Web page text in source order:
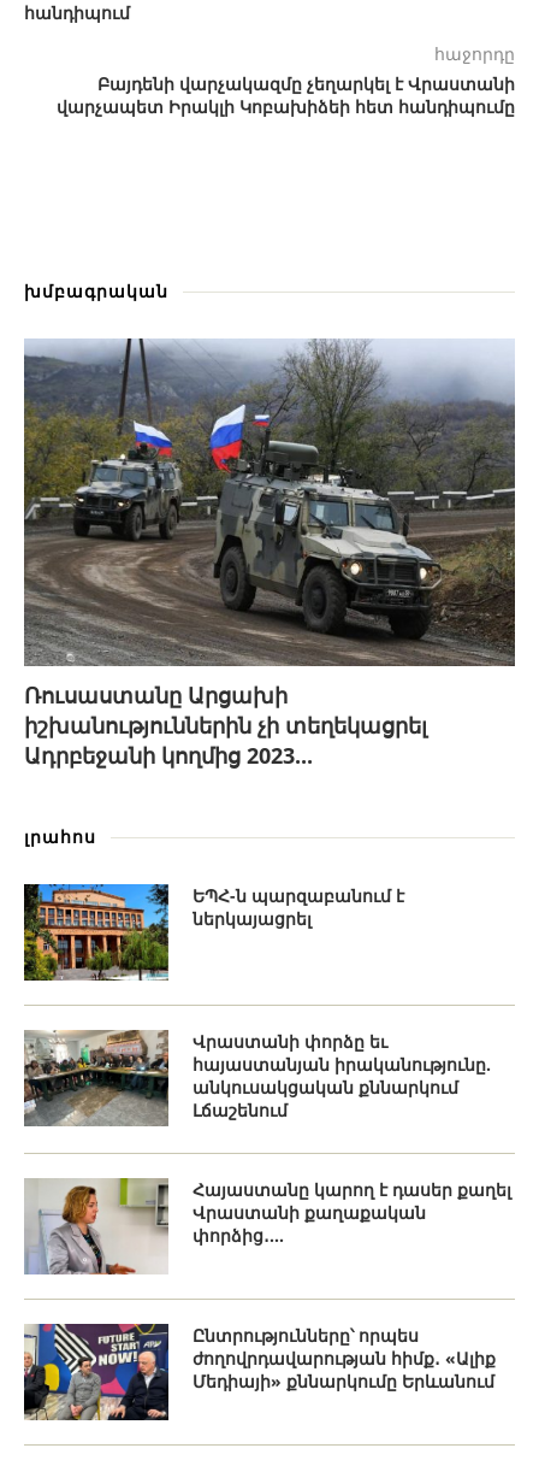
հանդիպում
հաջորդը
Բայդենի վարչակազմը չեղարկել է Վրաստանի
վարչապետ Իրակլի Կոբախիձեի հետ հանդիպումը
խմբագրական
Ռուսաստանը Արցախի
իշխանություններին չի տեղեկացրել
Ադրբեջանի կողմից 2023...
լրահոս
ԵՊՀ-ն պարզաբանում է
ներկայացրել
Վրաստանի փորձը եւ
հայաստանյան իրականությունը.
անկուսակցական քննարկում
Լճաշենում
Հայաստանը կարող է դասեր քաղել
Վրաստանի քաղաքական
փորձից․...
Ընտրությունները՝ որպես
ժողովրդավարության հիմք․ «Ալիք
Մեդիայի» քննարկումը Երևանում